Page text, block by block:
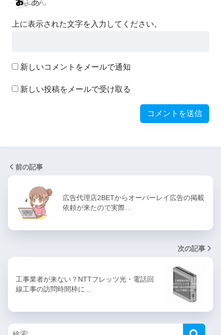
上に表示された文字を入力してください。
新しいコメントをメールで通知
新しい投稿をメールで受け取る
前の記事
広告代理店2BETからオーバーレイ広告の掲載
依頼が来たので実際…
次の記事
工事業者が来ない？NTTフレッツ光・電話回
線工事の訪問時間枠に…